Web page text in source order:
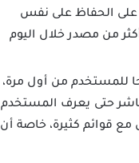
على الحفاظ على نفس
من مصدر خلال اليوم
للمستخدم من أول مرة،
حتى يعرف المستخدم
قوائم كثيرة، خاصة أن